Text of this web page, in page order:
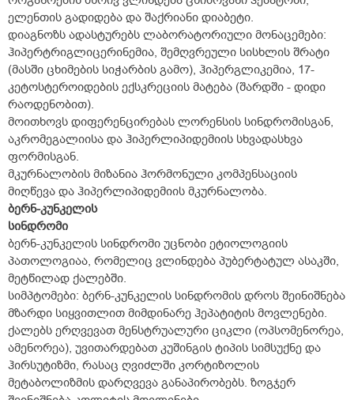
ელენთის გადიდება და შაქრიანი დიაბეტი.
დიაგნოზს ადასტურებს ლაბორატორიული მონაცემები:
ჰიპერტრიგლიცერინემია, შემღვრეული სისხლის შრატი
(მასში ცხიმების სიჭარბის გამო), ჰიპერგლიკემია, 17-
კეტოსტეროიდების ექსკრეციის მატება (შარდში - დიდი
რაოდენობით).
მოითხოვს დიფერენცირებას ლორენსის სინდრომისგან,
აკრომეგალიისა და ჰიპერლიპიდემიის სხვადასხვა
ფორმისგან.
მკურნალობის მიზანია ჰორმონული კომპენსაციის
მიღწევა და ჰიპერლიპიდემიის მკურნალობა.
ბერნ-კუნკელის
სინდრომი
ბერნ-კუნკელის სინდრომი უცნობი ეტიოლოგიის
პათოლოგიაა, რომელიც ვლინდება პუბერტატულ ასაკში,
მეტწილად ქალებში.
სიმპტომები: ბერნ-კუნკელის სინდრომის დროს შეინიშნება
მზარდი სიყვითლით მიმდინარე ჰეპატიტის მოვლენები.
ქალებს ერღვევათ მენსტრუალური ციკლი (ოპსომენორეა,
ამენორეა), უვითარდებათ კუშინგის ტიპის სიმსუქნე და
ჰირსუტიზმი, რასაც ღვიძლში კორტიზოლის
მეტაბოლიზმის დარღვევა განაპირობებს. ზოგჯერ